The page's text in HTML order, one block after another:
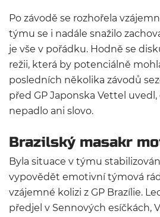
Po závodě se rozhořela
týmu se i nadále snažilo
je vše v pořádku. Hodně se
režii, která by potenciálně
posledních několika závodů
před GP Japonska Vettel
nepadlo ani slovo.
Brazilský masakr
Byla situace v týmu
vypovědět emotivní týmová
vzájemné kolizi z GP Brazílie.
předjel v Sennových esíčkách,